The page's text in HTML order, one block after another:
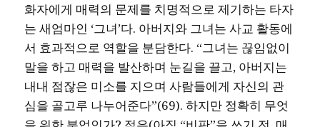
화자에게 매력의 문제를 치명적으로 제기하는 타자
는 새엄마인 ‘그녀’다. 아버지와 그녀는 사교 활동에
서 효과적으로 역할을 분담한다. “그녀는 끊임없이
말을 하고 매력을 발산하며 눈길을 끌고, 아버지는
내내 점잖은 미소를 지으며 사람들에게 자신의 관
심을 골고루 나누어준다”(69). 하지만 정확히 무엇